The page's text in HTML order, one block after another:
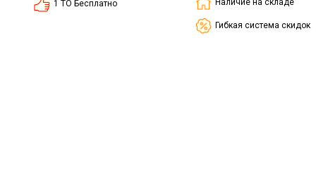
1 ТО Бесплатно Наличие на складе
Гибкая система скидок